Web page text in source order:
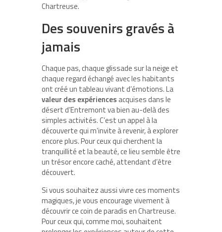
Chartreuse.
Des souvenirs gravés à
jamais
Chaque pas, chaque glissade sur la neige et
chaque regard échangé avec les habitants
ont créé un tableau vivant d’émotions. La
valeur des expériences acquises dans le
désert d’Entremont va bien au-delà des
simples activités. C’est un appel à la
découverte qui m’invite à revenir, à explorer
encore plus. Pour ceux qui cherchent la
tranquillité et la beauté, ce lieu semble être
un trésor encore caché, attendant d’être
découvert.
Si vous souhaitez aussi vivre ces moments
magiques, je vous encourage vivement à
découvrir ce coin de paradis en Chartreuse.
Pour ceux qui, comme moi, souhaitent